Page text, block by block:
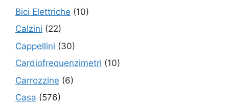
Bici Elettriche (10)
Calzini (22)
Cappellini (30)
Cardiofrequenzimetri (10)
Carrozzine (6)
Casa (576)